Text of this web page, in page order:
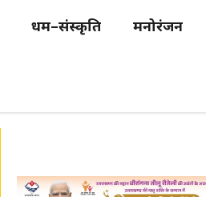
धर्म–संस्कृति मनोरंजन